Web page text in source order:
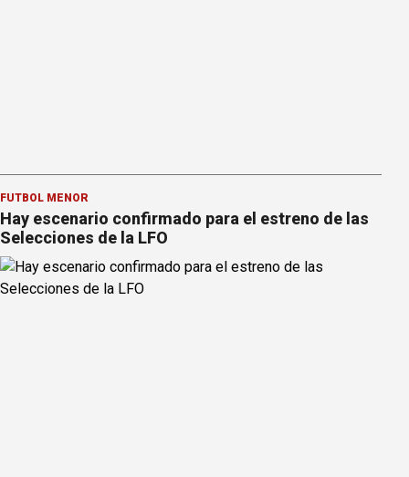
FÚTBOL MENOR
Hay escenario confirmado para el estreno de las
Selecciones de la LFO